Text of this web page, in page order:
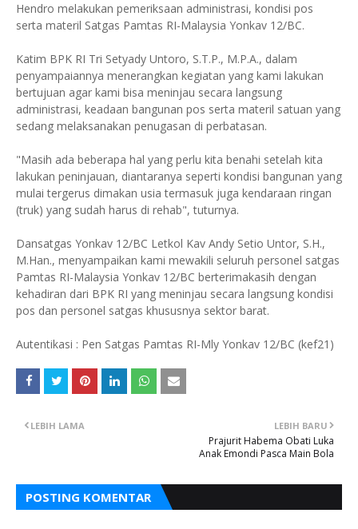
Hendro melakukan pemeriksaan administrasi, kondisi pos
serta materil Satgas Pamtas RI-Malaysia Yonkav 12/BC.
Katim BPK RI Tri Setyady Untoro, S.T.P., M.P.A., dalam
penyampaiannya menerangkan kegiatan yang kami lakukan
bertujuan agar kami bisa meninjau secara langsung
administrasi, keadaan bangunan pos serta materil satuan yang
sedang melaksanakan penugasan di perbatasan.
"Masih ada beberapa hal yang perlu kita benahi setelah kita
lakukan peninjauan, diantaranya seperti kondisi bangunan yang
mulai tergerus dimakan usia termasuk juga kendaraan ringan
(truk) yang sudah harus di rehab", tuturnya.
Dansatgas Yonkav 12/BC Letkol Kav Andy Setio Untor, S.H.,
M.Han., menyampaikan kami mewakili seluruh personel satgas
Pamtas RI-Malaysia Yonkav 12/BC berterimakasih dengan
kehadiran dari BPK RI yang meninjau secara langsung kondisi
pos dan personel satgas khususnya sektor barat.
Autentikasi : Pen Satgas Pamtas RI-Mly Yonkav 12/BC (kef21)
LEBIH BARU
Prajurit Habema Obati Luka
Anak Emondi Pasca Main Bola
LEBIH LAMA
POSTING KOMENTAR